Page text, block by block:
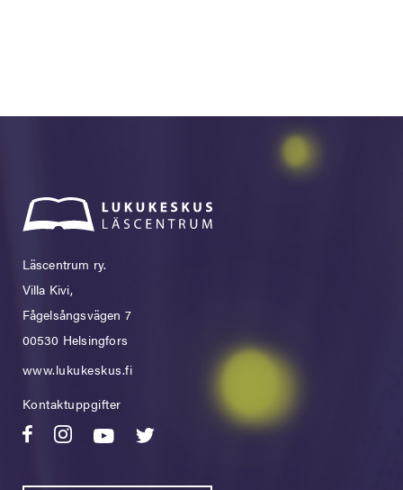
Läscentrum ry.
Villa Kivi,
Fågelsångsvägen 7
00530 Helsingfors
www.lukukeskus.fi
Kontaktuppgifter